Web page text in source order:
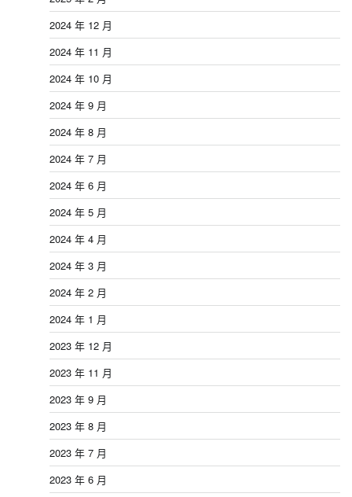
2024 年 12 月
2024 年 11 月
2024 年 10 月
2024 年 9 月
2024 年 8 月
2024 年 7 月
2024 年 6 月
2024 年 5 月
2024 年 4 月
2024 年 3 月
2024 年 2 月
2024 年 1 月
2023 年 12 月
2023 年 11 月
2023 年 9 月
2023 年 8 月
2023 年 7 月
2023 年 6 月